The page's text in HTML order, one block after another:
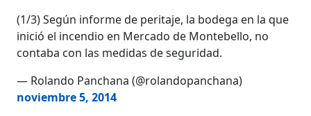
(1/3) Según informe de peritaje, la bodega en la que
inició el incendio en Mercado de Montebello, no
contaba con las medidas de seguridad.
— Rolando Panchana (@rolandopanchana)
noviembre 5, 2014